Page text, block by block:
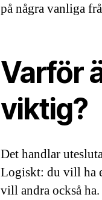
på några vanliga
Varför
viktig?
Det handlar
Logiskt: du vill ha
vill andra också